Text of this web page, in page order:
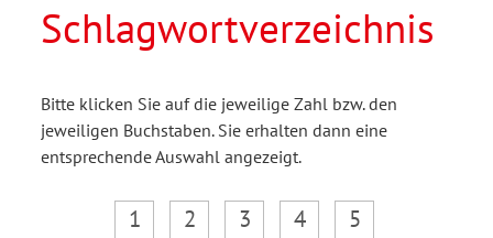
Schlagwortverzeichnis
Bitte klicken Sie auf die jeweilige Zahl bzw. den
jeweiligen Buchstaben. Sie erhalten dann eine
entsprechende Auswahl angezeigt.
1 2 3 4
5